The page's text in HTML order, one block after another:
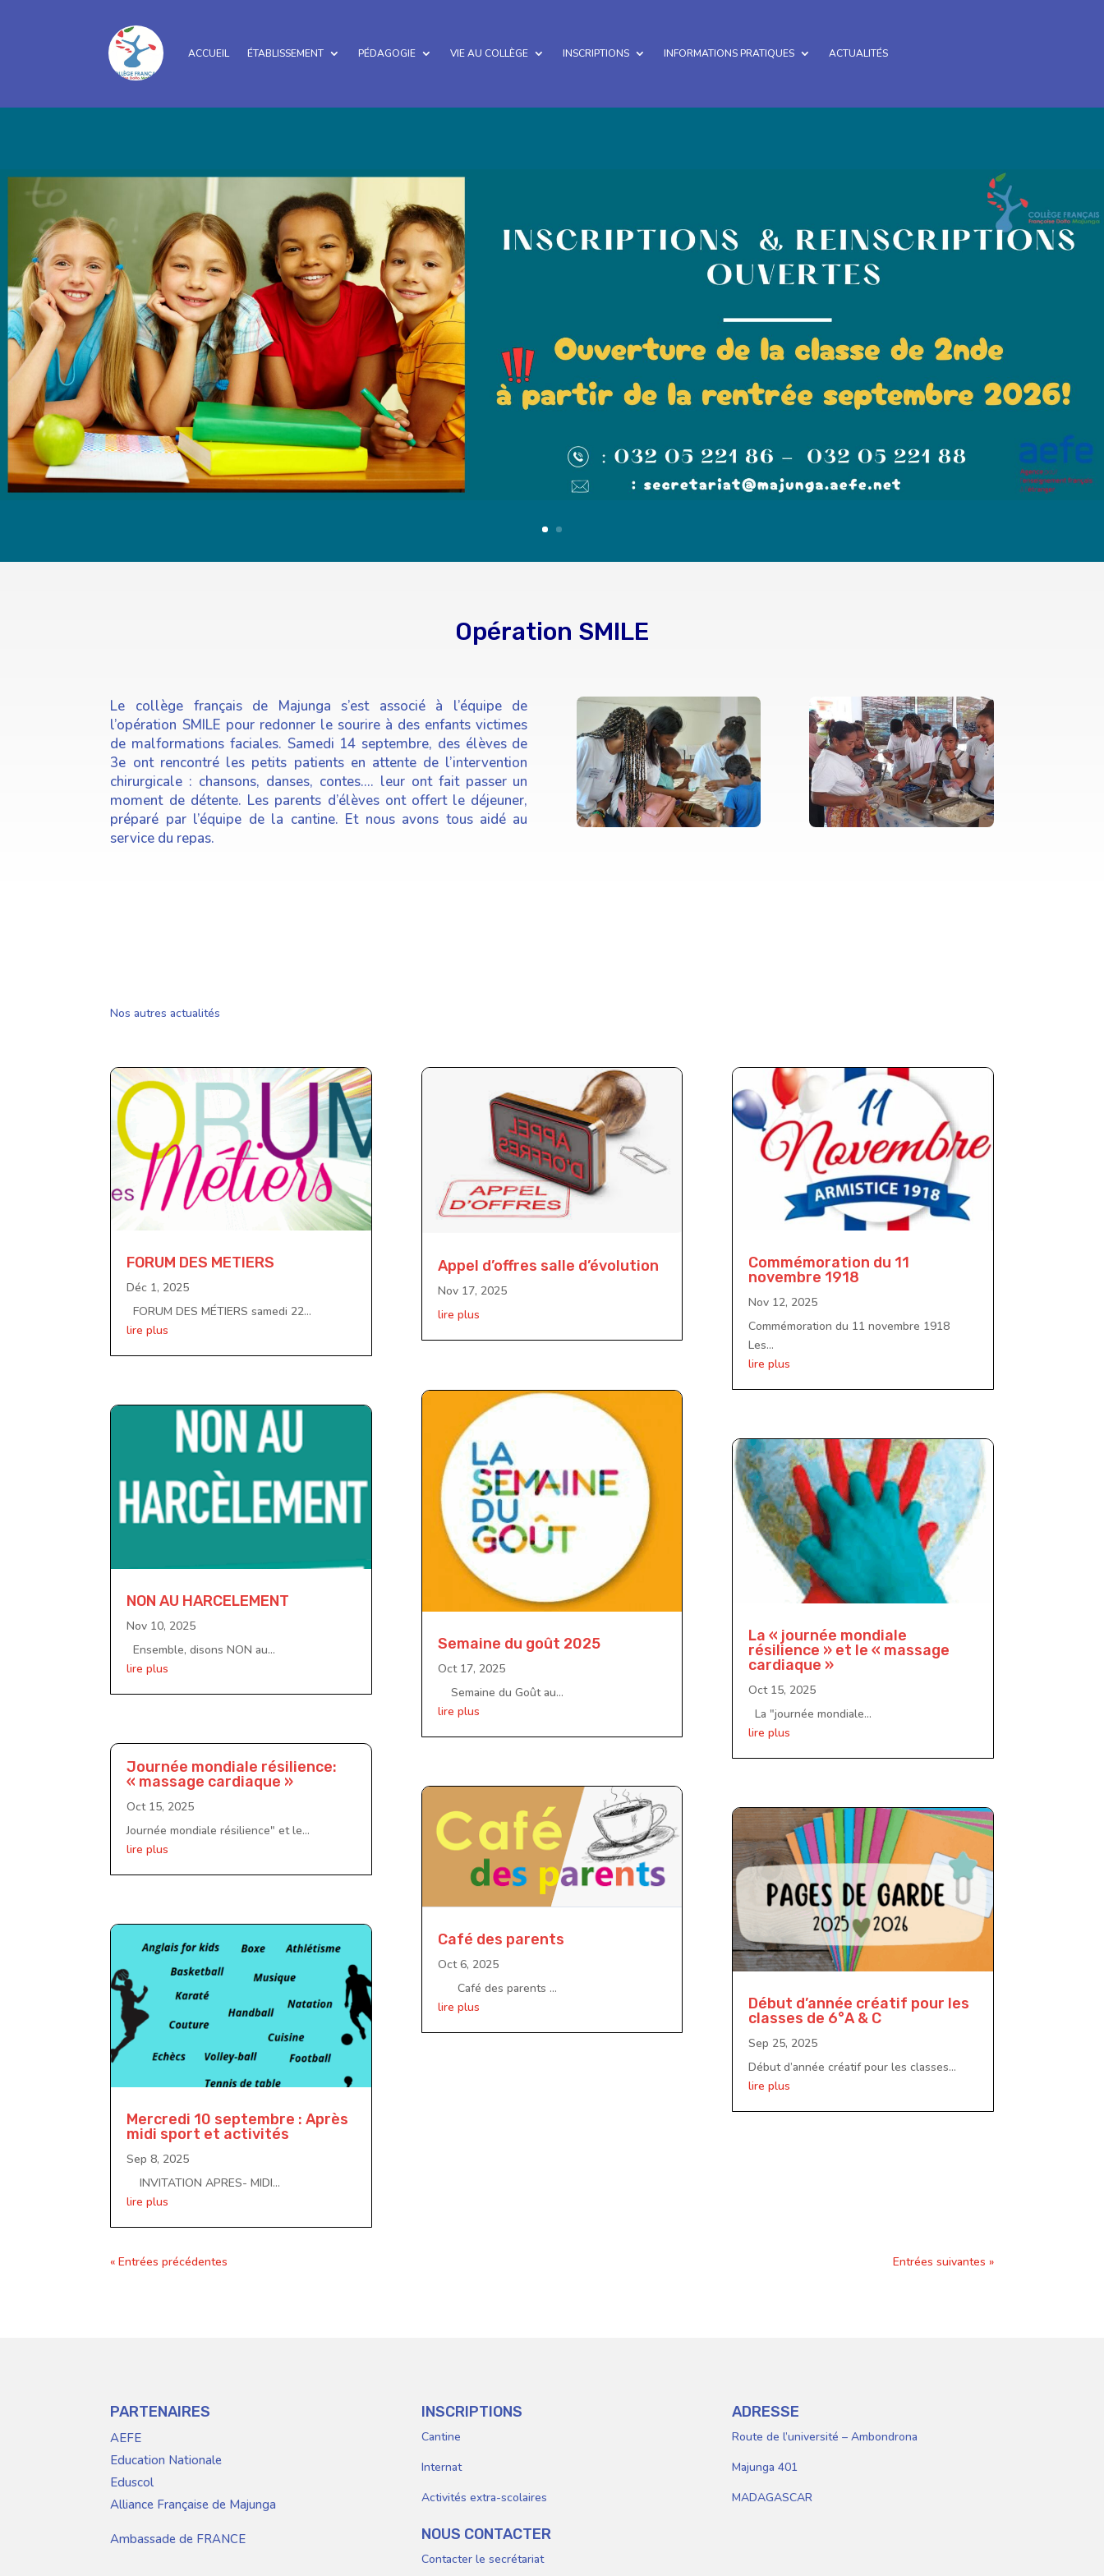
ACCUEIL ÉTABLISSEMENT PÉDAGOGIE VIE AU COLLÈGE INSCRIPTIONS INFORMATIONS PRATIQUES ACTUALITÉS
Opération SMILE
Le collège français de Majunga s’est associé à l’équipe de
l’opération SMILE pour redonner le sourire à des enfants victimes
de malformations faciales. Samedi 14 septembre, des élèves de
3e ont rencontré les petits patients en attente de l’intervention
chirurgicale : chansons, danses, contes…. leur ont fait passer un
moment de détente. Les parents d’élèves ont offert le déjeuner,
préparé par l’équipe de la cantine. Et nous avons tous aidé au
service du repas.
Nos autres actualités
FORUM DES METIERS
Déc 1, 2025
FORUM DES MÉTIERS samedi 22...
lire plus
NON AU HARCELEMENT
Nov 10, 2025
Ensemble, disons NON au...
lire plus
Journée mondiale résilience:
« massage cardiaque »
Oct 15, 2025
Journée mondiale résilience" et le...
lire plus
Mercredi 10 septembre : Après
midi sport et activités
Sep 8, 2025
INVITATION APRES- MIDI...
lire plus
Appel d’offres salle d’évolution
Nov 17, 2025
lire plus
Semaine du goût 2025
Oct 17, 2025
Semaine du Goût au...
lire plus
Café des parents
Oct 6, 2025
Café des parents ...
lire plus
Commémoration du 11
novembre 1918
Nov 12, 2025
Commémoration du 11 novembre 1918
Les...
lire plus
La « journée mondiale
résilience » et le « massage
cardiaque »
Oct 15, 2025
La "journée mondiale...
lire plus
Début d’année créatif pour les
classes de 6°A & C
Sep 25, 2025
Début d’année créatif pour les classes...
lire plus
« Entrées précédentes Entrées suivantes »
PARTENAIRES
AEFE
Education Nationale
Eduscol
Alliance Française de Majunga
Ambassade de FRANCE
INSCRIPTIONS
Cantine
Internat
Activités extra-scolaires
NOUS CONTACTER
Contacter le secrétariat
ADRESSE
Route de l’université – Ambondrona
Majunga 401
MADAGASCAR